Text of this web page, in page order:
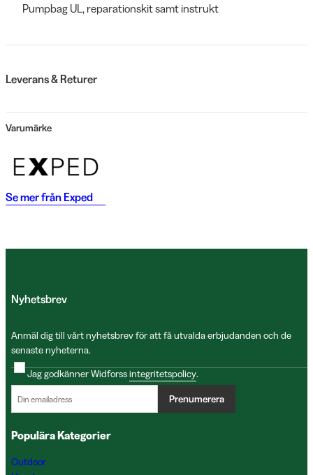
Pumpbag UL, reparationskit samt instrukt
Leverans & Returer
Varumärke
Se mer från Exped
Nyhetsbrev
Anmäl dig till vårt nyhetsbrev för att få utvalda erbjudanden och de
senaste nyheterna.
Jag godkänner Widforssintegritetspolicy.
Prenumerera
Populära Kategorier
Outdoor